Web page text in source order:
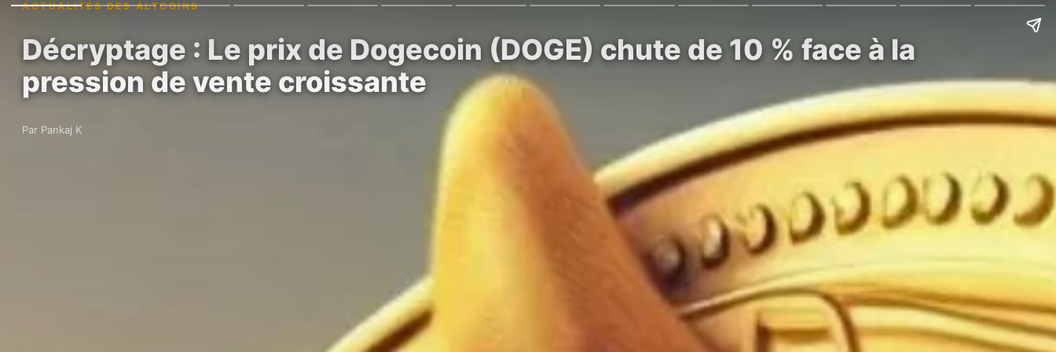
ACTUALITÉS DES ALTCOINS
Décryptage : Le prix de Dogecoin (DOGE) chute de 10 % face à la
pression de vente croissante
Par Pankaj K